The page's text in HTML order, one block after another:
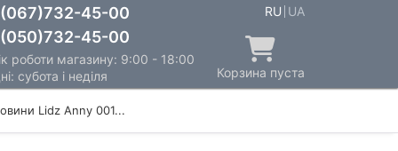
45-00
45-00
роботи магазину: 9:00 - 18:00
субота і неділя
RU UA
Корзина пуста
Lidz Anny 001...